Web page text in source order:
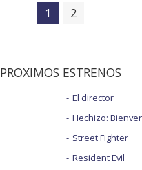
1 2
PROXIMOS ESTRENOS
El director
Hechizo:
Street Fighter
Resident Evil